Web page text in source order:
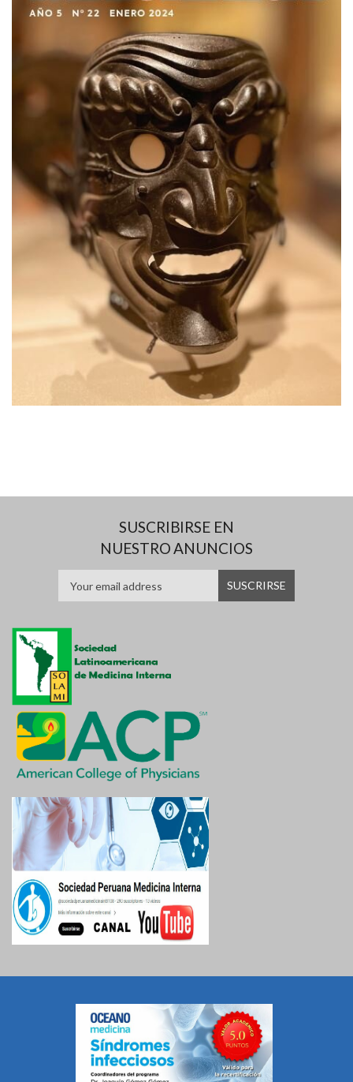
SUSCRIBIRSE EN
NUESTRO ANUNCIOS